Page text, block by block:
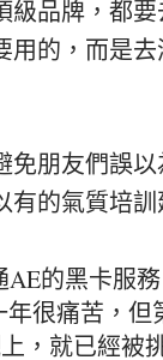
品牌，都
的，而是
朋友們誤
的氣質培訓
的黑卡服
很痛苦，
，就已經被